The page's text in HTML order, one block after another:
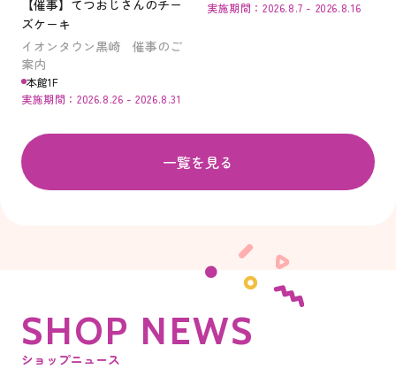
【催事】てつおじさんのチー
ズケーキ
イオンタウン黒崎 催事のご
案内
本館1F
実施期間：2026.8.26 - 2026.8.31
実施期間：2026.8.7 - 2026.8.16
一覧を見る
SHOP NEWS
ショップニュース